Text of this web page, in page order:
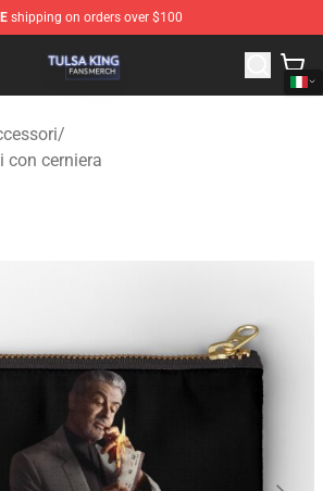
shipping on orders over $100
- Official Tulsa King Merchandise Store
/
con cerniera